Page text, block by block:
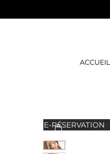
ACCUEIL
E-RÉSERVATION